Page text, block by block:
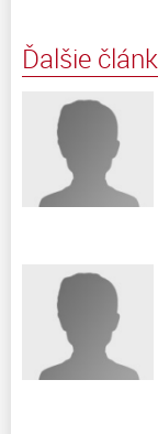
Ďalšie